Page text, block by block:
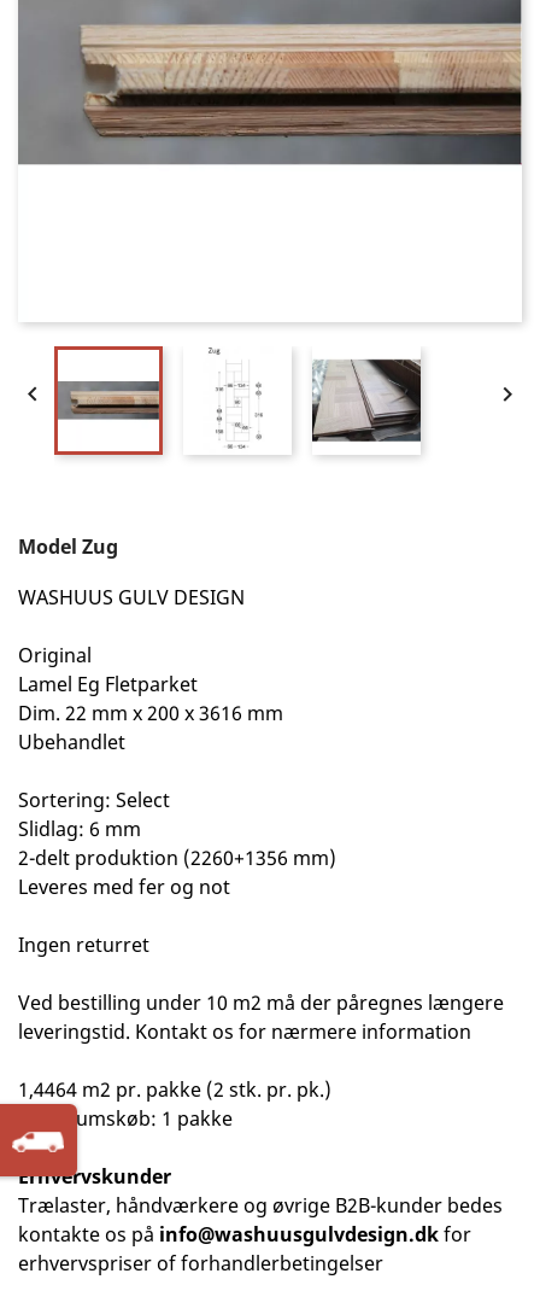
 
Model Zug
WASHUUS GULV DESIGN
Original
Lamel Eg Fletparket
Dim. 22 mm x 200 x 3616 mm
Ubehandlet
Sortering: Select
Slidlag: 6 mm
2-delt produktion (2260+1356 mm)
Leveres med fer og not
Ingen returret
Ved bestilling under 10 m2 må der påregnes længere
leveringstid. Kontakt os for nærmere information
1,4464 m2 pr. pakke (2 stk. pr. pk.)
Minimumskøb: 1 pakke
Erhvervskunder
Trælaster, håndværkere og øvrige B2B-kunder bedes
kontakte os på info@washuusgulvdesign.dkfor
erhvervspriser of forhandlerbetingelser